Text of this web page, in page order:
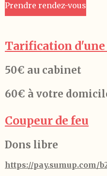
Prendre rendez-vous
Tarification d'une
50€ au cabinet
60€ à votre
Coupeur de feu
Dons libre
https://pay.sumup.com/